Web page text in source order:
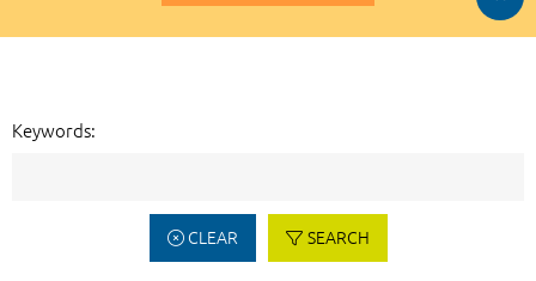
Keywords:
CLEAR SEARCH